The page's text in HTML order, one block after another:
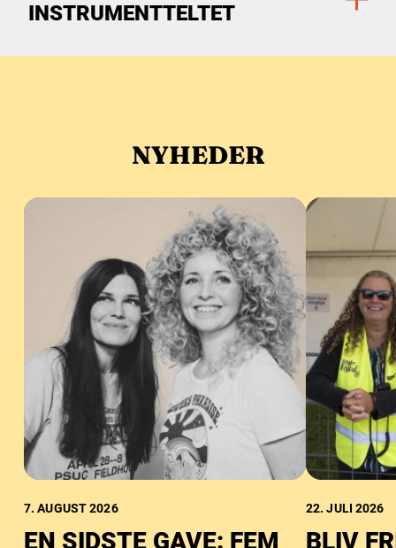
INSTRUMENTTELTET
NYHEDER
7. AUGUST 2026
EN SIDSTE GAVE: FEM
22. JULI 2026
BLIV